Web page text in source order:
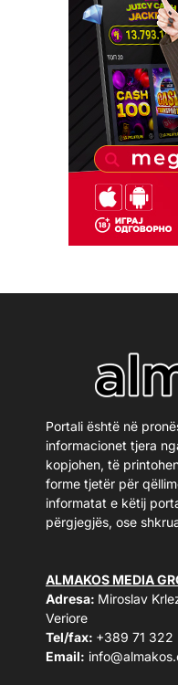
Portali është në
informacionet tjera
kopjohen, të
forme tjetër për
informatat e këtij
përgjegjës, ose
ALMAKOS MEDIA
Adresa: Miroslav
Veriore
Tel/fax: +389 71 322
Email: